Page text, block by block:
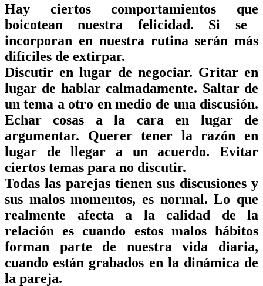
Hay ciertos comportamientos que
boicotean nuestra felicidad. Si se
incorporan en nuestra rutina serán más
difíciles de extirpar.
Discutir en lugar de negociar. Gritaren
lugar de hablar calmadamente. Saltarde
un tema a otro en medio de una discusión.
Echar cosas a la cara en lugar de
argumentar. Querer tener la razón en
lugar de llegar a unacuerdo. Evitar
ciertos temas para no discutir.
Todas las parejas tienen sus discusiones y
sus malos momentos, es normal. Lo que
realmente afecta a la calidad de la
relación es cuando estos malos hábitos
forman parte de nuestravida diaria,
cuandoestán grabados en la dinámica de
la pareja.